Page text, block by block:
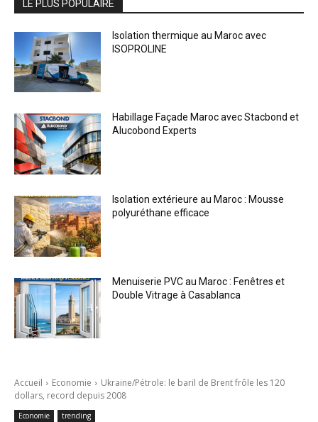
LE PLUS POPULAIRE
Isolation thermique au Maroc avec
ISOPROLINE
Habillage Façade Maroc avec Stacbond et
Alucobond Experts
Isolation extérieure au Maroc : Mousse
polyuréthane efficace
Menuiserie PVC au Maroc : Fenêtres et
Double Vitrage à Casablanca